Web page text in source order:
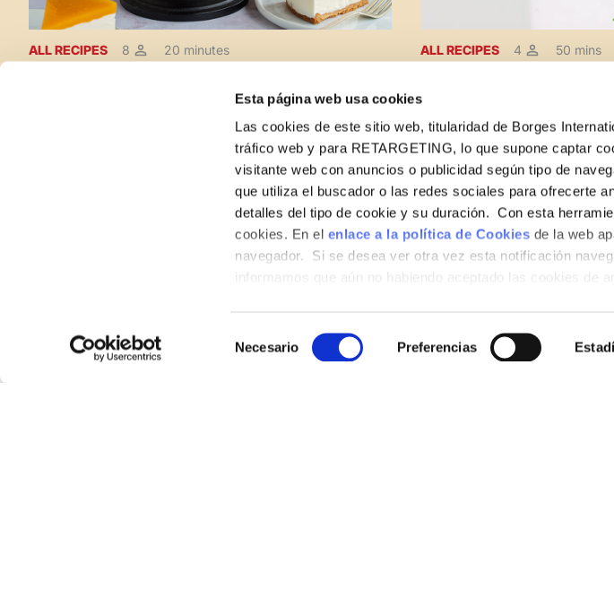
Esta página web usa cookies
Las cookies de este sitio web, titularidad de Borges
tráfico web y para RETARGETING, lo que supone captar
visitante web con anuncios o publicidad según tipo de
que utiliza el buscador o las redes sociales para ofrecerte
detalles del tipo de cookie y su duración. Con esta
cookies. En el enlace a la política de Cookies de la web
navegador. Si se desea ver otra vez esta notificación
informamos que aún no habiendo aceptado las cookies de
de
Necesario Preferencias
ALL RECIPES 8 20 minutes
No Bake Mango Cheesecake
ALL RECIPES 4 50 mins
Easy Gourmet